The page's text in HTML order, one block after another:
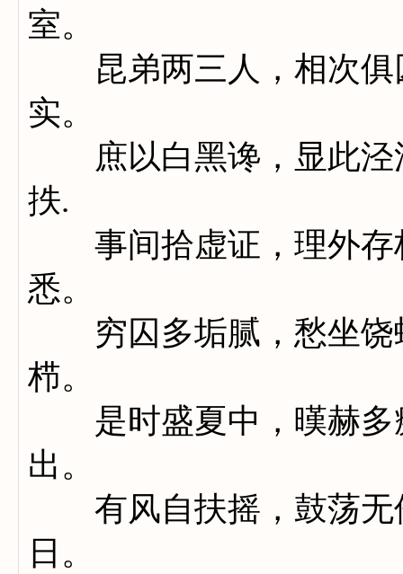
室。
昆弟两三人，相次俱
实。
庶以白黑谗，显此泾
抶.
事间拾虚证，理外存
悉。
穷囚多垢腻，愁坐饶
栉。
是时盛夏中，暵赫多
出。
有风自扶摇，鼓荡无
日。